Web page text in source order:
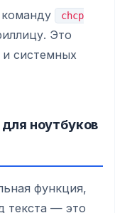
chcp
Это
и системных
ноутбуков
функция,
текста — это